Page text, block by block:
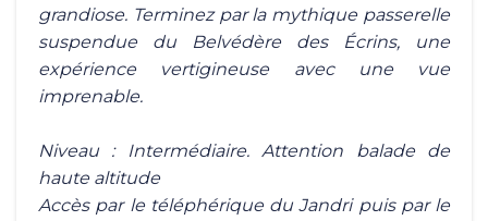
grandiose. Terminez par la mythique passerelle
suspendue du Belvédère des Écrins, une
expérience vertigineuse avec une vue
imprenable.
Niveau : Intermédiaire. Attention balade de
haute altitude
Accès par le téléphérique du Jandri puis par le